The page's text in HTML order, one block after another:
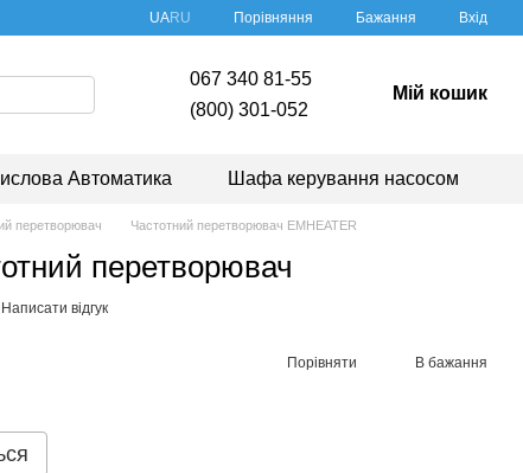
UARU Порівняння Бажання Вхід
067 340 81-55
(800) 301-052
Мій кошик
Автоматика Шафа керування насосом
перетворювач Частотний перетворювач EMHEATER
перетворювач
Написати відгук
Порівняти В бажання